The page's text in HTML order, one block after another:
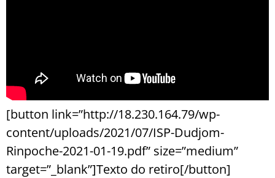
[button link=”http://18.230.164.79/wp-
content/uploads/2021/07/ISP-Dudjom-
Rinpoche-2021-01-19.pdf” size=”medium”
target=”_blank”]Texto do retiro[/button]